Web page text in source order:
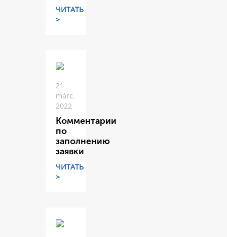
ЧИТАТЬ
>
21
márc.
2022
Комментарии
по
заполнению
заявки
ЧИТАТЬ
>